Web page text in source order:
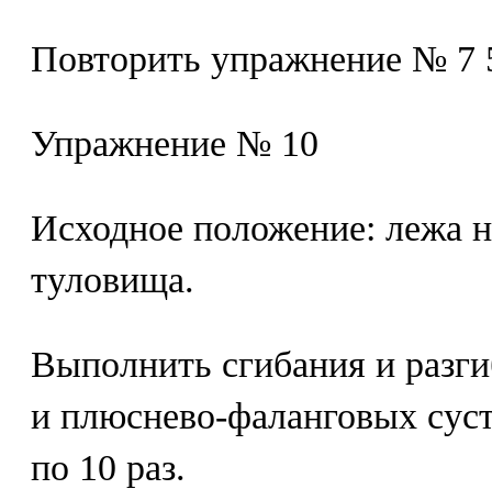
Повторить упражнение № 7
Упражнение № 10
Исходное положение: лежа
туловища.
Выполнить сгибания и
и плюснево-фаланговых
по 10 раз.